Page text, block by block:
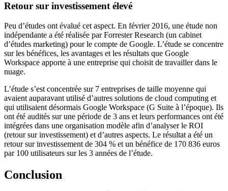
Retour sur investissement élevé
Peu d’études ont évalué cet aspect. En février 2016, une étude non
indépendante a été réalisée par Forrester Research (un cabinet
d’études marketing) pour le compte de Google. L’étude se concentre
sur les bénéfices, les avantages et les résultats que Google
Workspace apporte à une entreprise qui choisit de travailler dans le
nuage.
L’étude s’est concentrée sur 7 entreprises de taille moyenne qui
avaient auparavant utilisé d’autres solutions de cloud computing et
qui utilisaient désormais Google Workspace (G Suite à l’époque). Ils
ont été audités sur une période de 3 ans et leurs performances ont été
intégrées dans une organisation modèle afin d’analyser le ROI
(retour sur investissement) et d’autres aspects. Le résultat a été un
retour sur investissement de 304 % et un bénéfice de 170 836 euros
par 100 utilisateurs sur les 3 années de l’étude.
Conclusion